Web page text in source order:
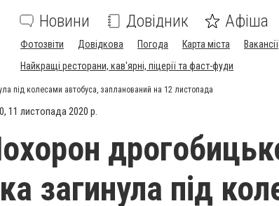
Новини Довідник Афіша
Фотозвіти Довідкова Погода Карта міста Вакансії
Найкращі ресторани, кав'ярні, піцерії та фаст-фуди
під колесами автобуса, запланований на 12 листопада
11 листопада 2020 р.
загинула під